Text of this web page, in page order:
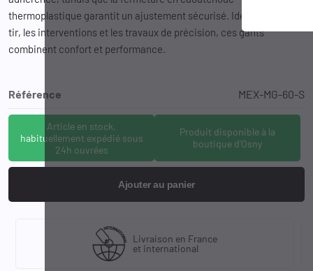
thermoplastique garantit un ajustement sécurisé. Idéaux pour le
tir, les interventions et les travaux de précision, ces gants
combinent confort et performance.
Référence MEX-MG-60-S
Article en stock,
habituellement expédié sous
24h ouvrées
Produit disponible à la
boutique d'Osny
Ajouter au panier
Livraison en France
et international